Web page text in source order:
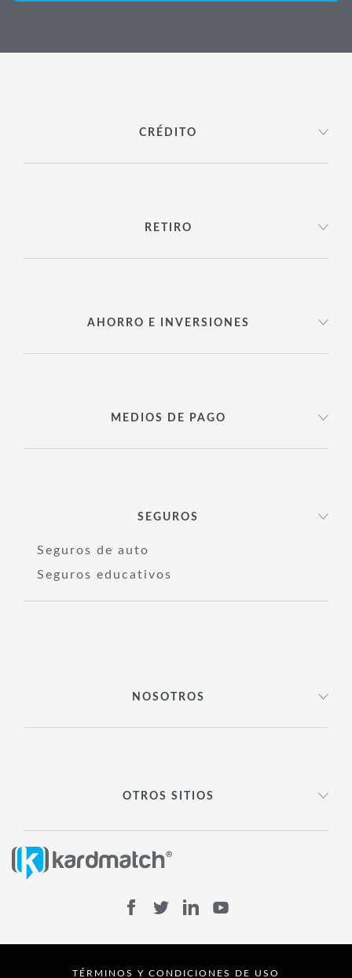
CRÉDITO
RETIRO
AHORRO E INVERSIONES
MEDIOS DE PAGO
SEGUROS
Seguros de auto
Seguros educativos
NOSOTROS
OTROS SITIOS
TÉRMINOS Y CONDICIONES DE USO